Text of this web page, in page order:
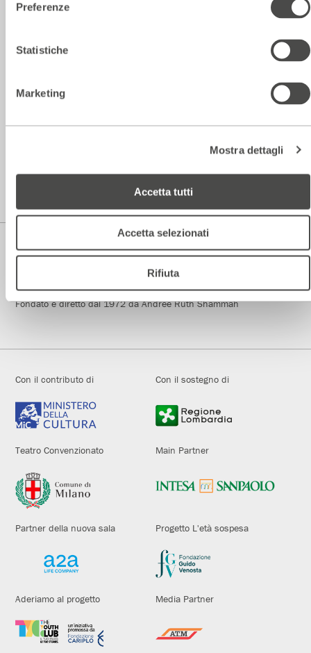
Preferenze
Statistiche
Marketing
Mostra dettagli
Accetta tutti
Accetta selezionati
Rifiuta
Lun–Sab:dalle h 13.30 alle h 19.00 (orario continuato)
apertura del solo botteghino un’ora prima dell’inizio
344.0101739
Teatro di Rilevante Interesse Culturale
Fondato e diretto dal 1972 da Andrée Ruth Shammah
Con il contributo di Con il sostegno di
Teatro Convenzionato Main Partner
Partner della nuova sala Progetto L'età sospesa
Aderiamo al progetto Media Partner